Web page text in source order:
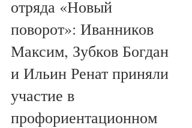
отряда «Новый
поворот»: Иванников
Максим, Зубков Богдан
и Ильин Ренат приняли
участие в
профориентационном